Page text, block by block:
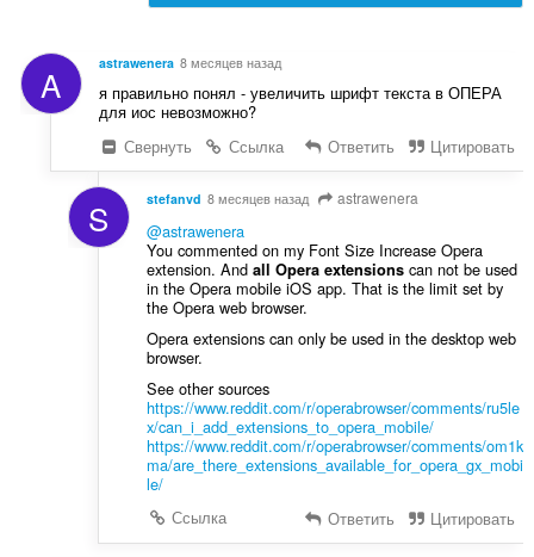
A astrawenera 8 месяцев назад
я правильно понял - увеличить шрифт текста в ОПЕРА
для иос невозможно?
Свернуть
Ссылка Ответить Цитировать
S stefanvd 8 месяцев назад astrawenera
@astrawenera
You commented on my Font Size Increase Opera
extension. And all Opera extensionscan not be used
in the Opera mobile iOS app. That is the limit set by
the Opera web browser.
Opera extensions can only be used in the desktop web
browser.
See other sources
https://www.reddit.com/r/operabrowser/comments/ru5le
x/can_i_add_extensions_to_opera_mobile/
https://www.reddit.com/r/operabrowser/comments/om1k
ma/are_there_extensions_available_for_opera_gx_mobi
le/
Ссылка
Ответить Цитировать